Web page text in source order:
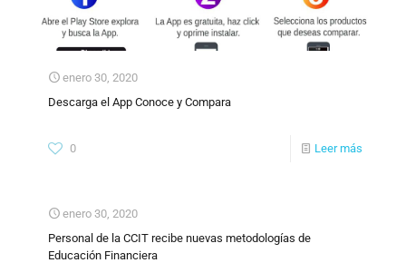
enero 30, 2020
Descarga el App Conoce y Compara
0 Leer más
enero 30, 2020
Personal de la CCIT recibe nuevas metodologías de
Educación Financiera